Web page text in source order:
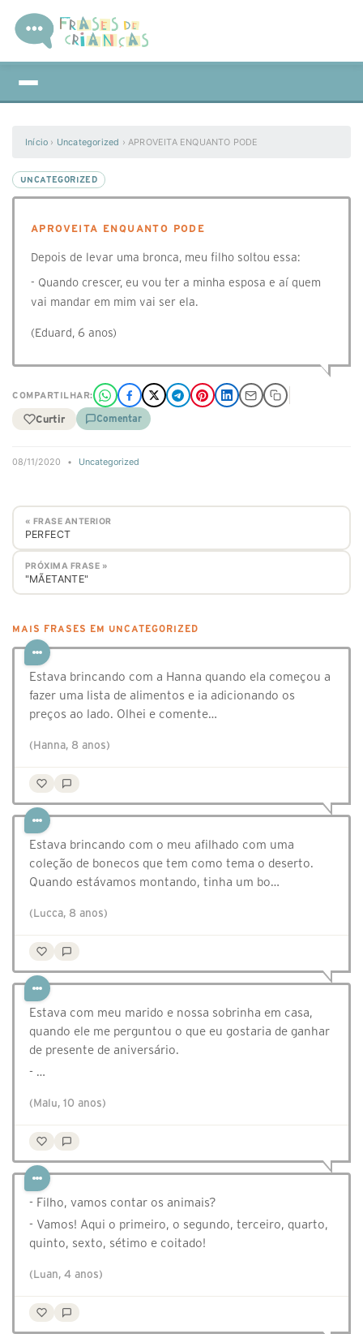
Início › Uncategorized ›APROVEITA ENQUANTO PODE
UNCATEGORIZED
APROVEITA ENQUANTO PODE
Depois de levar uma bronca, meu filho soltou essa:
- Quando crescer, eu vou ter a minha esposa e aí quem
vai mandar em mim vai ser ela.
(Eduard, 6 anos)
COMPARTILHAR:
Curtir Comentar
08/11/2020 • Uncategorized
« FRASE ANTERIOR
PERFECT
PRÓXIMA FRASE »
"MÃETANTE"
MAIS FRASES EM UNCATEGORIZED
Estava brincando com a Hanna quando ela começou a
fazer uma lista de alimentos e ia adicionando os
preços ao lado. Olhei e comente…
(Hanna, 8 anos)
Estava brincando com o meu afilhado com uma
coleção de bonecos que tem como tema o deserto.
Quando estávamos montando, tinha um bo…
(Lucca, 8 anos)
Estava com meu marido e nossa sobrinha em casa,
quando ele me perguntou o que eu gostaria de ganhar
de presente de aniversário.
- …
(Malu, 10 anos)
- Filho, vamos contar os animais?
- Vamos! Aqui o primeiro, o segundo, terceiro, quarto,
quinto, sexto, sétimo e coitado!
(Luan, 4 anos)